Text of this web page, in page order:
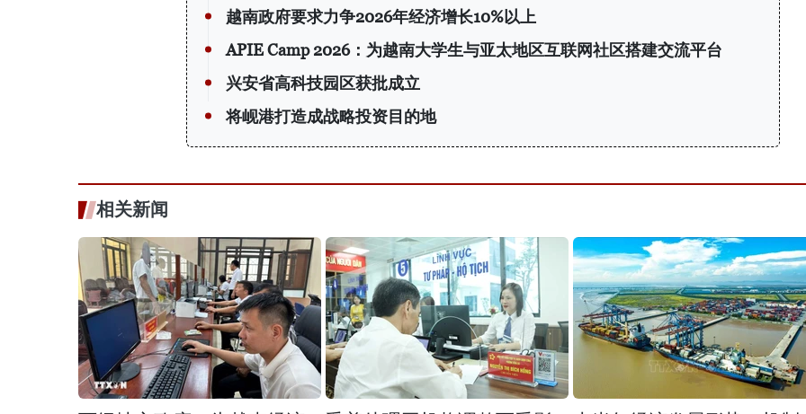
越南政府要求力争2026年经济增长10%以上
APIE Camp 2026：为越南大学生与亚太地区互联网社区搭建交流平台
兴安省高科技园区获批成立
将岘港打造成战略投资目的地
相关新闻